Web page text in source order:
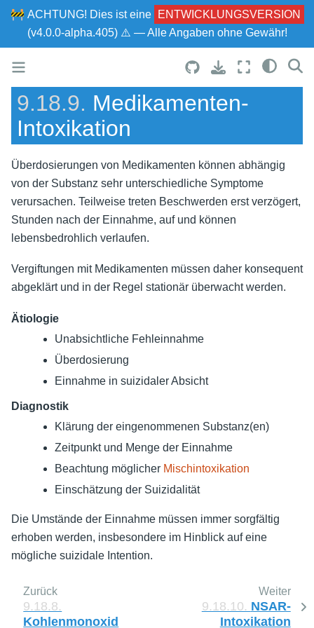
🚧 ACHTUNG! Dies ist eine
ENTWICKLUNGSVERSION
(v4.0.0-alpha.405) ⚠ — Alle Angaben ohne Gewähr!
9.18.9. Medikamenten-
Intoxikation
Überdosierungen von Medikamenten können abhängig
von der Substanz sehr unterschiedliche Symptome
verursachen. Teilweise treten Beschwerden erst verzögert,
Stunden nach der Einnahme, auf und können
lebensbedrohlich verlaufen.
Vergiftungen mit Medikamenten müssen daher konsequent
abgeklärt und in der Regel stationär überwacht werden.
Ätiologie
Unabsichtliche Fehleinnahme
Überdosierung
Einnahme in suizidaler Absicht
Diagnostik
Klärung der eingenommenen Substanz(en)
Zeitpunkt und Menge der Einnahme
Beachtung möglicher Mischintoxikation
Einschätzung der Suizidalität
Die Umstände der Einnahme müssen immer sorgfältig
erhoben werden, insbesondere im Hinblick auf eine
mögliche suizidale Intention.
Zurück
9.18.8.
Kohlenmonoxid
Weiter
9.18.10. NSAR-
Intoxikation